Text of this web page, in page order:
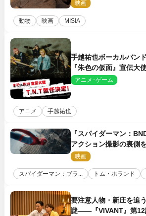
映画
動物 映画 MISIA
手越祐也ボーカルバン
『朱色の仮面』宣伝大
アニメ･ゲーム
アニメ 手越祐也
『スパイダーマン：
アクション撮影の裏側
映画
スパイダーマン：ブラ... トム・ホランド
要注意人物・新庄を追
謎――『VIVANT』第12